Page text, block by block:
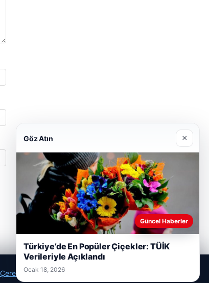
Çerez Politikamız
Göz Atın ×
Güncel Haberler
Türkiye’de En Popüler Çiçekler: TÜİK
Verileriyle Açıklandı
Ocak 18, 2026